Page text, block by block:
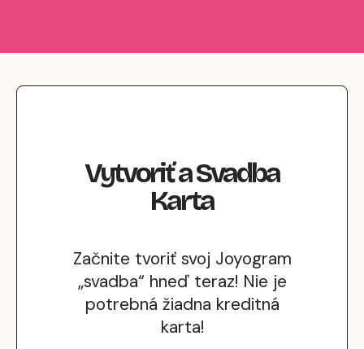
VytvoriťaSvadba
Karta
Začnite tvoriť svoj Joyogram
„svadba“ hneď teraz! Nie je
potrebná žiadna kreditná
karta!